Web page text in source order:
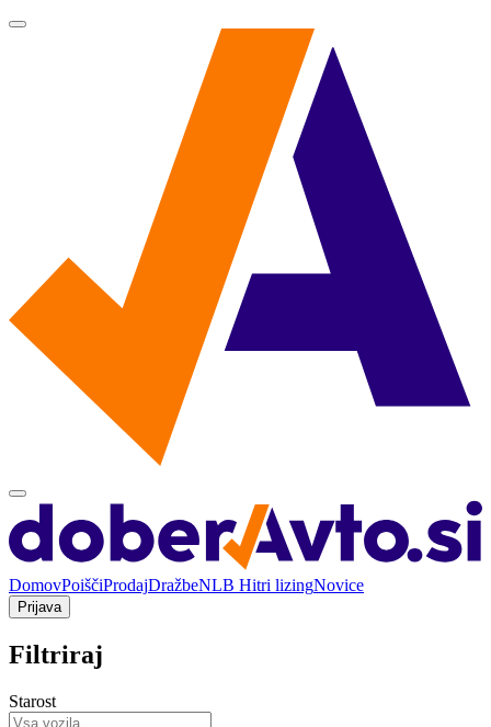
DomovPoiščiProdajDražbeNLB Hitri lizingNovice
Prijava
Filtriraj
Starost